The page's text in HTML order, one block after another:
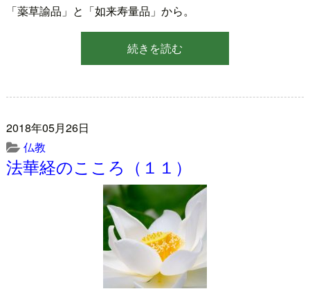
「薬草諭品」と「如来寿量品」から。
続きを読む
2018年05月26日
仏教
法華経のこころ（１１）